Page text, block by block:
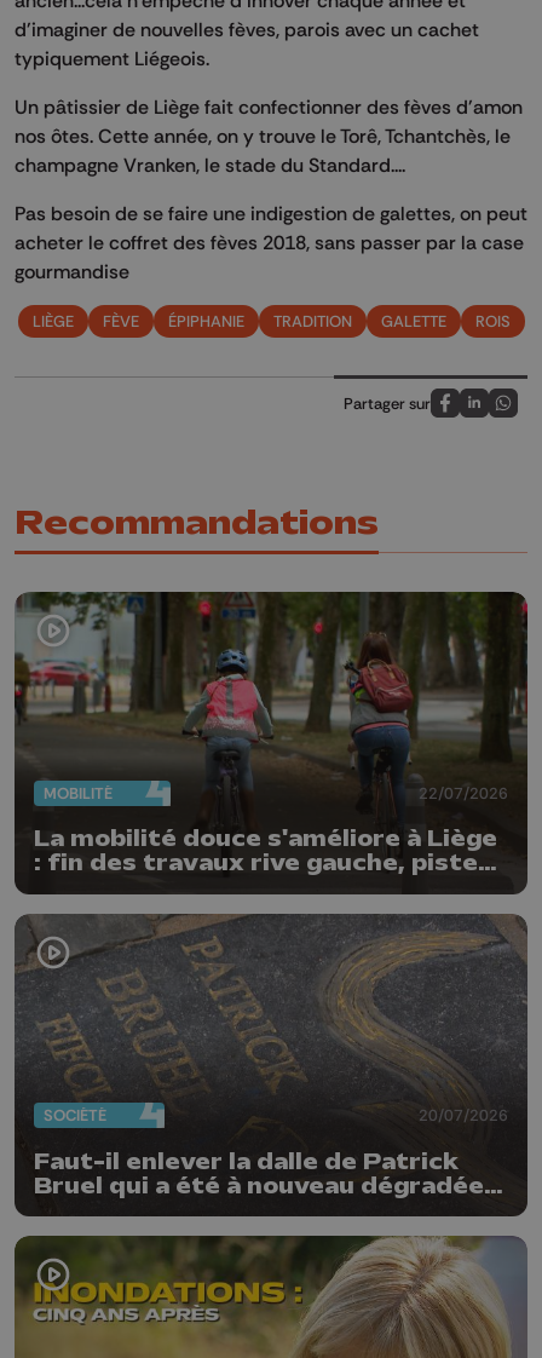
d'imaginer de nouvelles fèves, parois avec un cachet
typiquement Liégeois.
Un pâtissier de Liège fait confectionner des fèves d'amon
nos ôtes. Cette année, on y trouve le Torê, Tchantchès, le
champagne Vranken, le stade du Standard....
Pas besoin de se faire une indigestion de galettes, on peut
acheter le coffret des fèves 2018, sans passer par la case
gourmandise
LIÈGE FÈVE ÉPIPHANIE TRADITION GALETTE ROIS
Partager sur
Partagez sur
Partagez
Recommandations
MOBILITÉ 22/07/2026
La mobilité douce s'améliore à Liège
: fin des travaux rive gauche, pistes
Guillemins...
SOCIÉTÉ 20/07/2026
Faut-il enlever la dalle de Patrick
Bruel qui a été à nouveau dégradée ?
"Nos ouvriers sont en vacances"